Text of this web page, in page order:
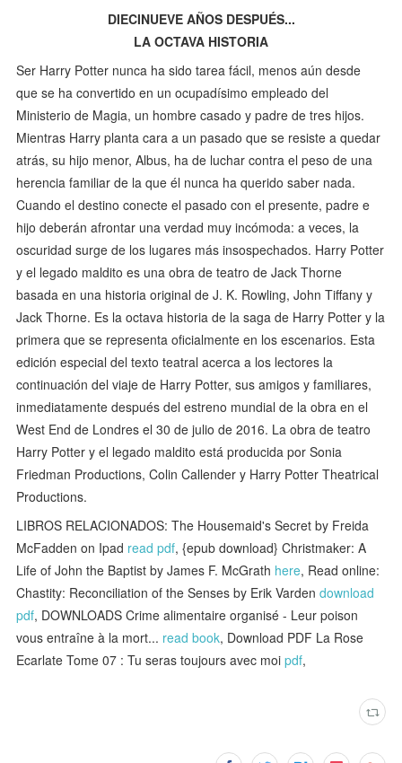
DIECINUEVE AÑOS DESPUÉS...
LA OCTAVA HISTORIA
Ser Harry Potter nunca ha sido tarea fácil, menos aún desde
que se ha convertido en un ocupadísimo empleado del
Ministerio de Magia, un hombre casado y padre de tres hijos.
Mientras Harry planta cara a un pasado que se resiste a quedar
atrás, su hijo menor, Albus, ha de luchar contra el peso de una
herencia familiar de la que él nunca ha querido saber nada.
Cuando el destino conecte el pasado con el presente, padre e
hijo deberán afrontar una verdad muy incómoda: a veces, la
oscuridad surge de los lugares más insospechados. Harry Potter
y el legado maldito es una obra de teatro de Jack Thorne
basada en una historia original de J. K. Rowling, John Tiffany y
Jack Thorne. Es la octava historia de la saga de Harry Potter y la
primera que se representa oficialmente en los escenarios. Esta
edición especial del texto teatral acerca a los lectores la
continuación del viaje de Harry Potter, sus amigos y familiares,
inmediatamente después del estreno mundial de la obra en el
West End de Londres el 30 de julio de 2016. La obra de teatro
Harry Potter y el legado maldito está producida por Sonia
Friedman Productions, Colin Callender y Harry Potter Theatrical
Productions.
LIBROS RELACIONADOS: The Housemaid's Secret by Freida
McFadden on Ipad read pdf, {epub download} Christmaker: A
Life of John the Baptist by James F. McGrath here, Read online:
Chastity: Reconciliation of the Senses by Erik Vardendownload
pdf, DOWNLOADS Crime alimentaire organisé - Leur poison
vous entraîne à la mort... read book, Download PDF La Rose
Ecarlate Tome 07 : Tu seras toujours avec moipdf,